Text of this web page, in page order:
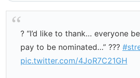
? “I’d like to thank… everyone
pay to be nominated…” ???
pic.twitter.com/4JoR7C21GH